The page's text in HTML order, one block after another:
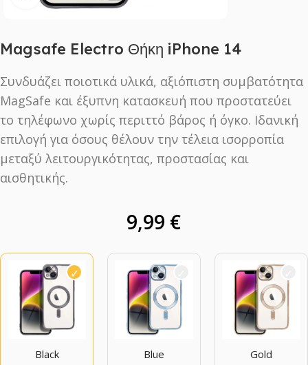
Magsafe Electro Θήκη iPhone 14
Συνδυάζει ποιοτικά υλικά, αξιόπιστη συμβατότητα
MagSafe και έξυπνη κατασκευή που προστατεύει
το τηλέφωνο χωρίς περιττό βάρος ή όγκο. Ιδανική
επιλογή για όσους θέλουν την τέλεια ισορροπία
μεταξύ λειτουργικότητας, προστασίας και
αισθητικής.
9,99 €
Black
Blue
Gold